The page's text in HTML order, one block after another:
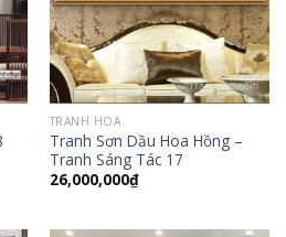
TRANH HOA
Tranh Sơn Dầu Hoa Hồng –
Tranh Sáng Tác 17
26,000,000₫